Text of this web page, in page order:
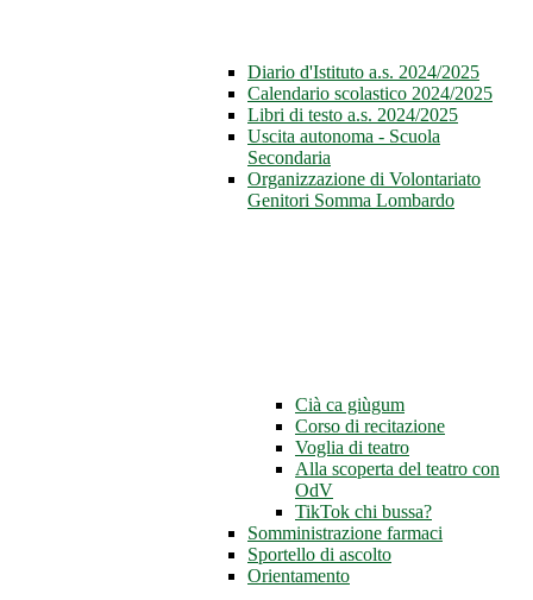
Diario d'Istituto a.s. 2024/2025
Calendario scolastico 2024/2025
Libri di testo a.s. 2024/2025
Uscita autonoma - Scuola
Secondaria
Organizzazione di Volontariato
Genitori Somma Lombardo
Cià ca giùgum
Corso di recitazione
Voglia di teatro
Alla scoperta del teatro con
OdV
TikTok chi bussa?
Somministrazione farmaci
Sportello di ascolto
Orientamento